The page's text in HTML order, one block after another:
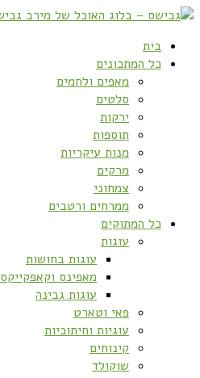
בית
כל המתכונים
מאפים ולחמים
סלטים
ירקות
תוספות
מנות עיקריות
מרקים
צמחוני
ממרחים ורטבים
כל המתוקים
עוגות
עוגות בחושות
מאפינס וקאפקייקס
עוגות גבינה
פאי וטארט
עוגיות וחיתוכיות
קינוחים
שוקולד